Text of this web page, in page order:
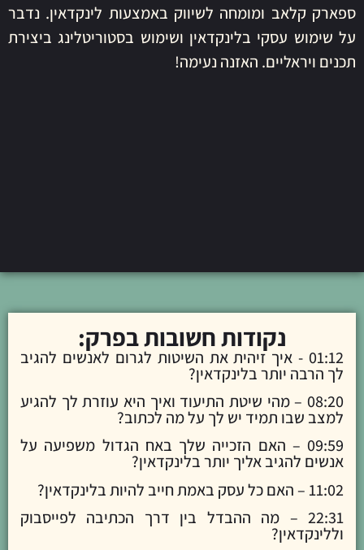
ספארק קלאב ומומחה לשיווק באמצעות לינקדאין. נדבר
על שימוש עסקי בלינקדאין ושימוש בסטוריטלינג ביצירת
תכנים ויראליים. האזנה נעימה!
נקודות חשובות בפרק:
01:12 - איך זיהית את השיטות לגרום לאנשים להגיב
לך הרבה יותר בלינקדאין?
08:20 – מהי שיטת התיעוד ואיך היא עוזרת לך להגיע
למצב שבו תמיד יש לך על מה לכתוב?
09:59 – האם הזכייה שלך באח הגדול משפיעה על
אנשים להגיב אליך יותר בלינקדאין?
11:02 – האם כל עסק באמת חייב להיות בלינקדאין?
22:31 – מה ההבדל בין דרך הכתיבה לפייסבוק
וללינקדאין?